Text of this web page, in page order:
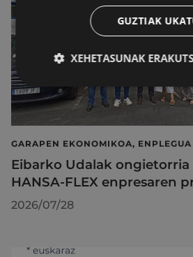
GARAPEN EKONOMIKOA,
Eibarko Udalak ongietorria
HANSA-FLEX enpresaren
2026/07/28
GUZTIAK
XEHETASUNAK